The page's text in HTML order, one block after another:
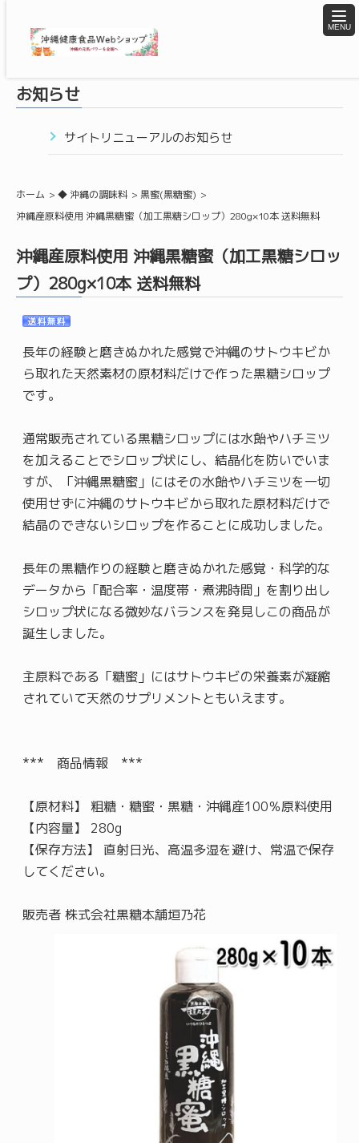
お知らせ
サイトリニューアルのお知らせ
ホーム ◆ 沖縄の調味料
黒蜜(黒糖蜜)
沖縄産原料使用 沖縄黒糖蜜（加工黒糖シロップ）280g×10本 送料無料
沖縄産原料使用 沖縄黒糖蜜（加工黒糖シロッ
プ）280g×10本 送料無料
長年の経験と磨きぬかれた感覚で沖縄のサトウキビか
ら取れた天然素材の原材料だけで作った黒糖シロップ
です。
通常販売されている黒糖シロップには水飴やハチミツ
を加えることでシロップ状にし、結晶化を防いでいま
すが、「沖縄黒糖蜜」にはその水飴やハチミツを一切
使用せずに沖縄のサトウキビから取れた原材料だけで
結晶のできないシロップを作ることに成功しました。
長年の黒糖作りの経験と磨きぬかれた感覚・科学的な
データから「配合率・温度帯・煮沸時間」を割り出し
シロップ状になる微妙なバランスを発見しこの商品が
誕生しました。
主原料である「糖蜜」にはサトウキビの栄養素が凝縮
されていて天然のサプリメントともいえます。
*** 商品情報 ***
【原材料】 粗糖・糖蜜・黒糖・沖縄産100％原料使用
【内容量】 280g
【保存方法】 直射日光、高温多湿を避け、常温で保存
してください。
販売者 株式会社黒糖本舗垣乃花